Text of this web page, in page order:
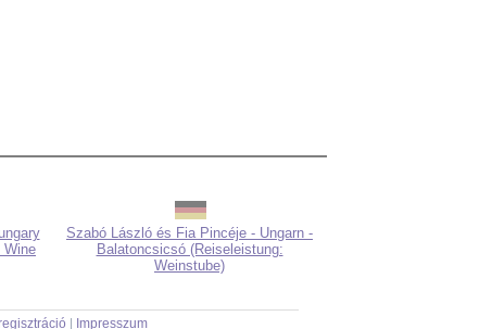
Wine
Szabó László és Fia Pincéje - Ungarn -
Balatoncsicsó (Reiseleistung:
Weinstube)
Impresszum